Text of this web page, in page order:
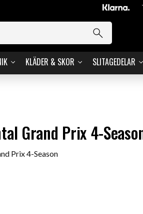
KLÄDER & SKOR SLITAGEDELAR
Grand Prix 4-
Prix 4-Season